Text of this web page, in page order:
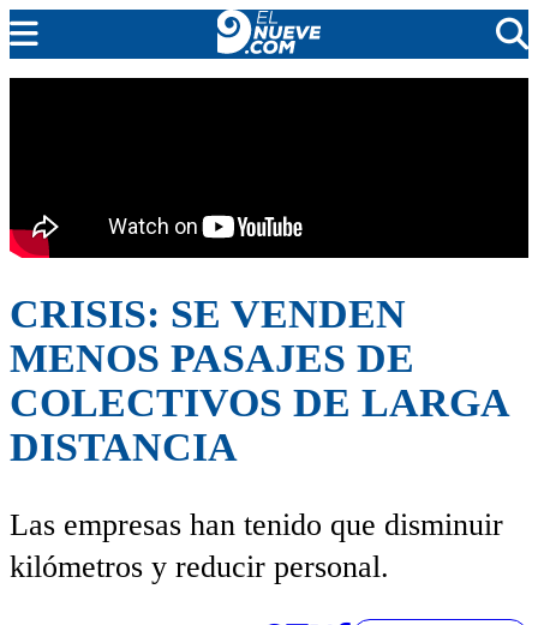
POLICIALES
EN VIVO
CRISIS: SE VENDEN
MENOS PASAJES DE
COLECTIVOS DE LARGA
DISTANCIA
Las empresas han tenido que disminuir
kilómetros y reducir personal.